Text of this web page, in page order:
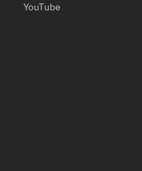
YouTube